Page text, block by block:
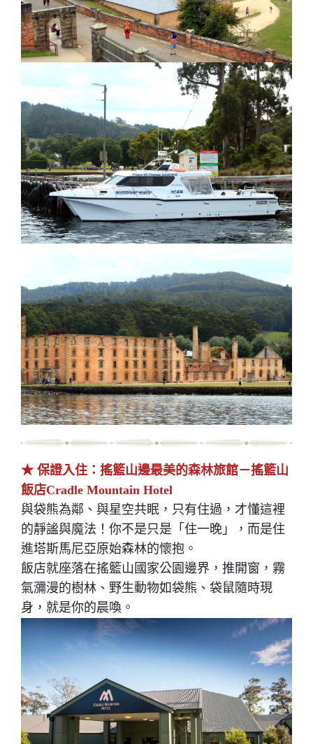
★ 保證入住：搖籃山邊最美的森林旅館－搖籃山
飯店Cradle Mountain Hotel
與袋熊為鄰、與星空共眠，只有住過，才懂這裡
的靜謐與魔法！你不是只是「住一晚」，而是住
進塔斯馬尼亞原始森林的懷抱。
飯店就座落在搖籃山國家公園邊界，推開窗，霧
氣瀰漫的樹林、野生動物如袋熊、袋鼠隨時現
身，就是你的晨喚。